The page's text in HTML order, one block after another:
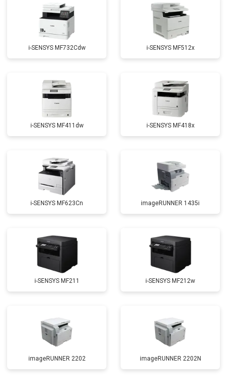
i-SENSYS MF732Cdw i-SENSYS MF512x
i-SENSYS MF411dw i-SENSYS MF418x
i-SENSYS MF623Cn imageRUNNER 1435i
i-SENSYS MF211 i-SENSYS MF212w
imageRUNNER 2202 imageRUNNER 2202N